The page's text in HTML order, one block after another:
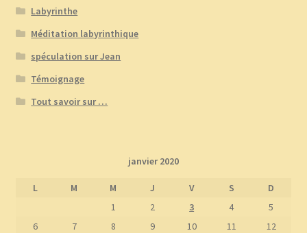
Labyrinthe
Méditation labyrinthique
spéculation sur Jean
Témoignage
Tout savoir sur …
janvier 2020
L M M J V S
D
1
2 3 4
5
6
7 8 9 10 11
12